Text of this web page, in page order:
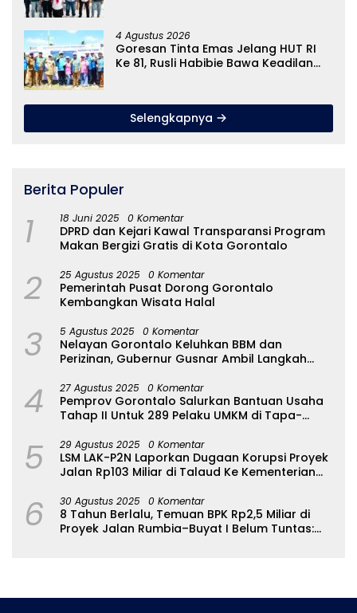
4 Agustus 2026
Goresan Tinta Emas Jelang HUT RI
Ke 81, Rusli Habibie Bawa Keadilan
Selengkapnya
Berita Populer
1 18 Juni 2025 0 Komentar
DPRD dan Kejari Kawal Transparansi Program
Makan Bergizi Gratis di Kota Gorontalo
2 25 Agustus 2025 0 Komentar
Pemerintah Pusat Dorong Gorontalo
Kembangkan Wisata Halal
3 5 Agustus 2025 0 Komentar
Nelayan Gorontalo Keluhkan BBM dan
Perizinan, Gubernur Gusnar Ambil Langkah
4 27 Agustus 2025 0 Komentar
Pemprov Gorontalo Salurkan Bantuan Usaha
Tahap II Untuk 289 Pelaku UMKM di Tapa-
5 29 Agustus 2025 0 Komentar
LSM LAK-P2N Laporkan Dugaan Korupsi Proyek
Jalan Rp103 Miliar di Talaud Ke Kementerian
6 30 Agustus 2025 0 Komentar
8 Tahun Berlalu, Temuan BPK Rp2,5 Miliar di
Proyek Jalan Rumbia–Buyat I Belum Tuntas: